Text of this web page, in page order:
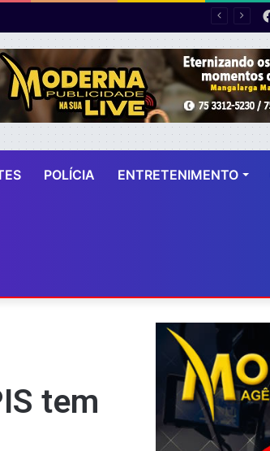
POLÍCIA ENTRETENIMENTO
tem